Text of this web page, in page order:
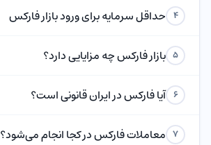
4 حداقل سرمایه برای ورود بازار فارکس
5 بازار فارکس چه مزایایی دارد؟
6 آیا فارکس در ایران قانونی است؟
7 معاملات فارکس در کجا انجام می‌شود؟